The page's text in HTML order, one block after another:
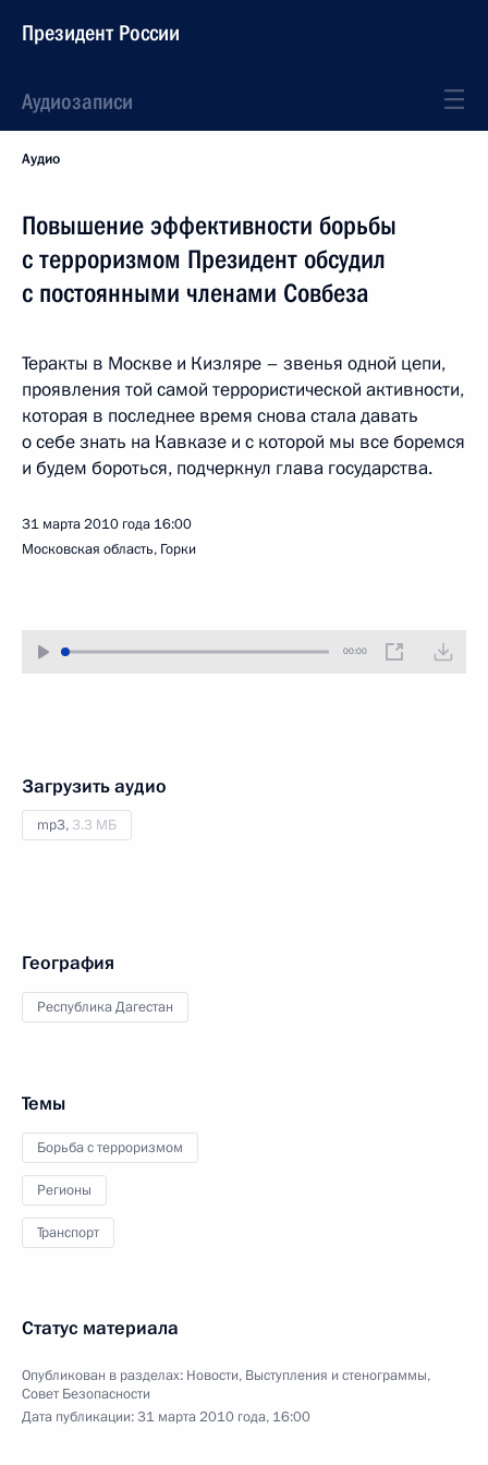
Президент России
Аудиозаписи
Аудио
Повышение эффективности борьбы
с терроризмом Президент обсудил
с постоянными членами Совбеза
Теракты в Москве и Кизляре – звенья одной цепи,
проявления той самой террористической активности,
которая в последнее время снова стала давать
о себе знать на Кавказе и с которой мы все боремся
и будем бороться, подчеркнул глава государства.
31 марта 2010 года 16:00
Московская область, Горки
00:00
Загрузить аудио
mp3, 3.3 МБ
География
Республика Дагестан
Темы
Борьба с терроризмом
Регионы
Транспорт
Статус материала
Опубликован в разделах: Новости, Выступления и стенограммы,
Совет Безопасности
Дата публикации:31 марта 2010 года, 16:00